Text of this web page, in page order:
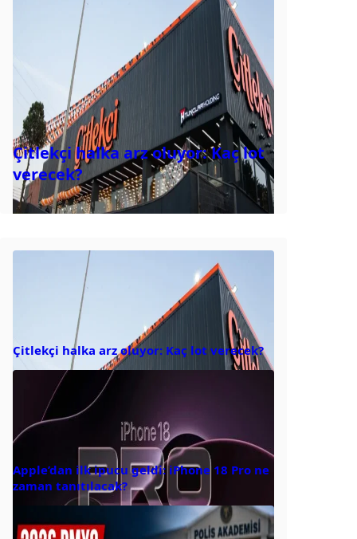
Çitlekçi halka arz oluyor: Kaç lot
verecek?
Çitlekçi halka arz oluyor: Kaç lot verecek?
Apple’dan ilk ipucu geldi: iPhone 18 Pro ne
zaman tanıtılacak?